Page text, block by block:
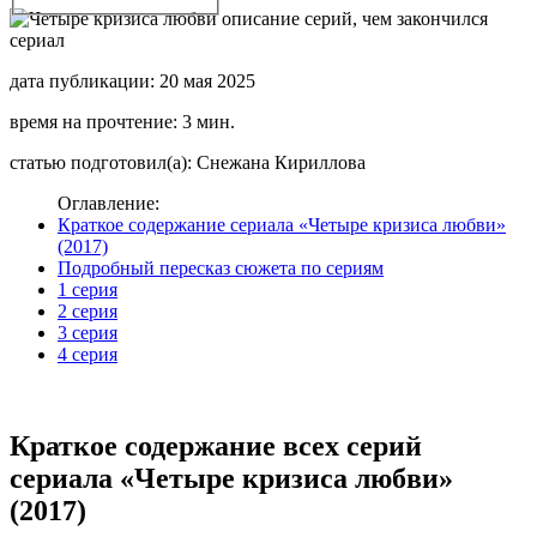
дата публикации: 20 мая 2025
время на прочтение: 3 мин.
статью подготовил(а): Снежана Кириллова
Оглавление:
Краткое содержание сериала «Четыре кризиса любви»
(2017)
Подробный пересказ сюжета по сериям
1 серия
2 серия
3 серия
4 серия
Краткое содержание всех серий
сериала «Четыре кризиса любви»
(2017)